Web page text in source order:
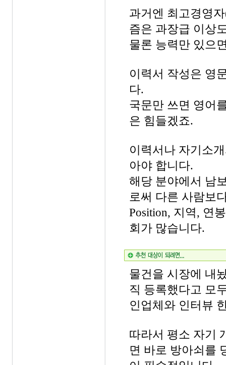
과거엔 최고경영
즘은 과장급 이상
물론 능력만 있으
이력서 작성은 영
다.
국문만 쓰면 영어
은 힘들겠죠.
이력서나 자기소
아야 합니다.
해당 분야에서 남
로써 다른 사람보
Position, 지역, 연
회가 많습니다.
물건을 시장에 내
직 등록했다고 모
인업체와 인터뷰
따라서 평소 자기
면 바로 방아쇠를